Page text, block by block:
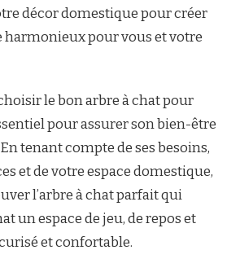
décor domestique pour créer
harmonieux pour vous et votre
le bon arbre à chat pour
pour assurer son bien-être
tenant compte de ses besoins,
et de votre espace domestique,
l’arbre à chat parfait qui
un espace de jeu, de repos et
et confortable.